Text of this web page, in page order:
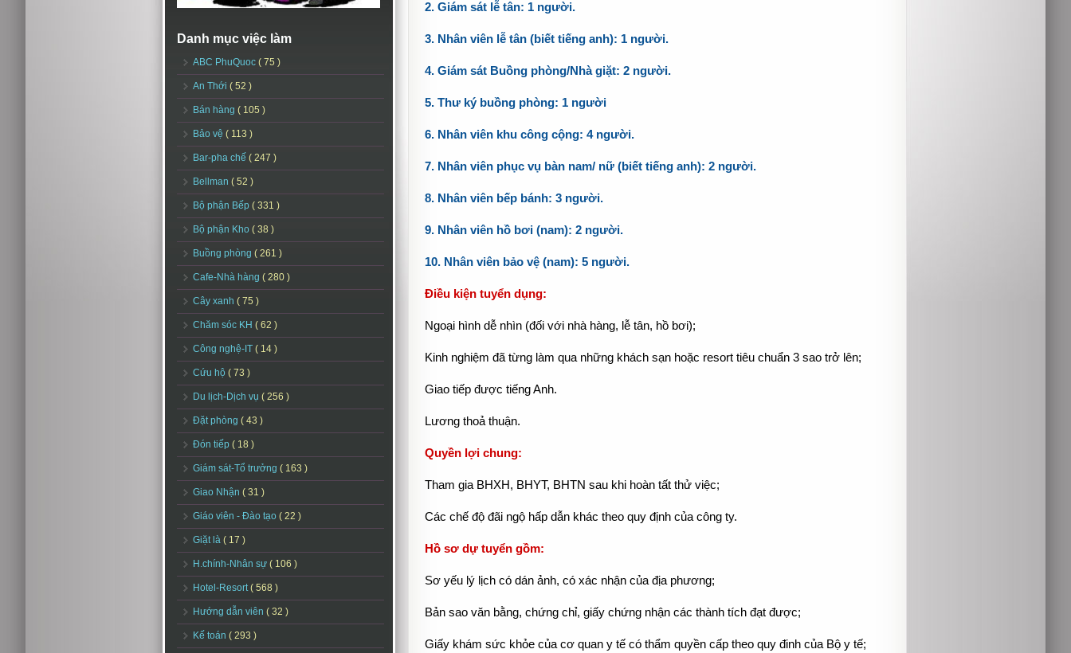
Danh mục việc làm
ABC PhuQuoc ( 75 )
An Thới ( 52 )
Bán hàng ( 105 )
Bảo vệ ( 113 )
Bar-pha chế ( 247 )
Bellman ( 52 )
Bộ phận Bếp ( 331 )
Bộ phận Kho ( 38 )
Buồng phòng ( 261 )
Cafe-Nhà hàng ( 280 )
Cây xanh ( 75 )
Chăm sóc KH ( 62 )
Công nghệ-IT ( 14 )
Cứu hộ ( 73 )
Du lịch-Dịch vụ ( 256 )
Đặt phòng ( 43 )
Đón tiếp ( 18 )
Giám sát-Tổ trưởng ( 163 )
Giao Nhận ( 31 )
Giáo viên - Đào tạo ( 22 )
Giặt là ( 17 )
H.chính-Nhân sự ( 106 )
Hotel-Resort( 568 )
Hướng dẫn viên ( 32 )
Kế toán ( 293 )
2. Giám sát lễ tân: 1 người.
3. Nhân viên lễ tân (biết tiếng anh): 1 người.
4. Giám sát Buồng phòng/Nhà giặt: 2 người.
5. Thư ký buồng phòng: 1 người
6. Nhân viên khu công cộng: 4 người.
7. Nhân viên phục vụ bàn nam/ nữ (biết tiếng anh): 2 người.
8. Nhân viên bếp bánh: 3 người.
9. Nhân viên hồ bơi (nam): 2 người.
10. Nhân viên bảo vệ (nam): 5 người.
Điều kiện tuyển dụng:
Ngoại hình dễ nhìn (đối với nhà hàng, lễ tân, hồ bơi);
Kinh nghiệm đã từng làm qua những khách sạn hoặc resort tiêu chuẩn 3 sao trở lên;
Giao tiếp được tiếng Anh.
Lương thoả thuận.
Quyền lợi chung:
Tham gia BHXH, BHYT, BHTN sau khi hoàn tất thử việc;
Các chế độ đãi ngộ hấp dẫn khác theo quy định của công ty.
Hồ sơ dự tuyển gồm:
Sơ yếu lý lịch có dán ảnh, có xác nhận của địa phương;
Bản sao văn bằng, chứng chỉ, giấy chứng nhận các thành tích đạt được;
Giấy khám sức khỏe của cơ quan y tế có thẩm quyền cấp theo quy đinh của Bộ y tế;